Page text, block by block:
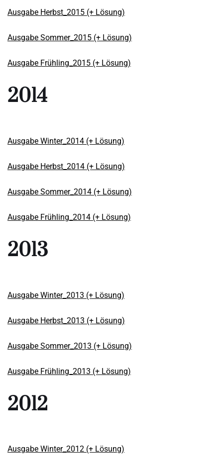
Ausgabe Herbst_2015 (+ Lösung)
Ausgabe Sommer_2015 (+ Lösung)
Ausgabe Frühling_2015 (+ Lösung)
2014
Ausgabe Winter_2014 (+ Lösung)
Ausgabe Herbst_2014 (+ Lösung)
Ausgabe Sommer_2014 (+ Lösung)
Ausgabe Frühling_2014 (+ Lösung)
2013
Ausgabe Winter_2013 (+ Lösung)
Ausgabe Herbst_2013 (+ Lösung)
Ausgabe Sommer_2013 (+ Lösung)
Ausgabe Frühling_2013 (+ Lösung)
2012
Ausgabe Winter_2012 (+ Lösung)